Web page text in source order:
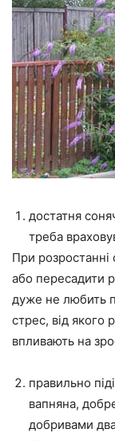
достатня
треба
При розростанні
або пересадити
дуже не любить
стрес, від якого
впливають на
правильно
вапняна,
добривами